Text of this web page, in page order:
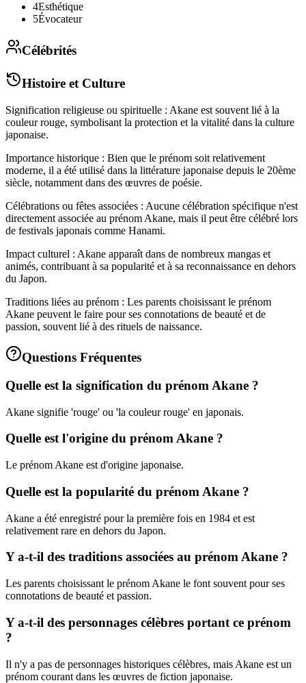
4Esthétique
5Évocateur
Célébrités
Histoire et Culture
Signification religieuse ou spirituelle : Akane est souvent lié à la
couleur rouge, symbolisant la protection et la vitalité dans la culture
japonaise.
Importance historique : Bien que le prénom soit relativement
moderne, il a été utilisé dans la littérature japonaise depuis le 20ème
siècle, notamment dans des œuvres de poésie.
Célébrations ou fêtes associées : Aucune célébration spécifique n'est
directement associée au prénom Akane, mais il peut être célébré lors
de festivals japonais comme Hanami.
Impact culturel : Akane apparaît dans de nombreux mangas et
animés, contribuant à sa popularité et à sa reconnaissance en dehors
du Japon.
Traditions liées au prénom : Les parents choisissant le prénom
Akane peuvent le faire pour ses connotations de beauté et de
passion, souvent lié à des rituels de naissance.
Questions Fréquentes
Quelle est la signification du prénom Akane ?
Akane signifie 'rouge' ou 'la couleur rouge' en japonais.
Quelle est l'origine du prénom Akane ?
Le prénom Akane est d'origine japonaise.
Quelle est la popularité du prénom Akane ?
Akane a été enregistré pour la première fois en 1984 et est
relativement rare en dehors du Japon.
Y a-t-il des traditions associées au prénom Akane ?
Les parents choisissant le prénom Akane le font souvent pour ses
connotations de beauté et passion.
Y a-t-il des personnages célèbres portant ce prénom
?
Il n'y a pas de personnages historiques célèbres, mais Akane est un
prénom courant dans les œuvres de fiction japonaise.